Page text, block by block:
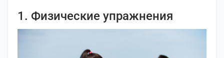
1. Физические упражнения